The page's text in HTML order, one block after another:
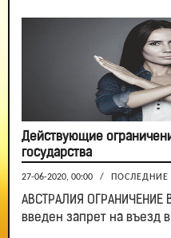
Действующие
государства
27-06-2020, 00:00 / ПОСЛЕДНИЕ
АВСТРАЛИЯ ОГРАНИЧЕНИЕ
введен запрет на въезд в